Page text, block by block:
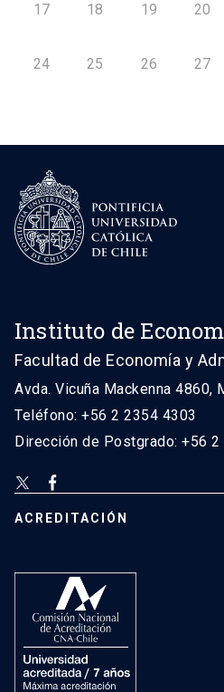
17 18 19 20
24 25 26 27
Instituto de
Facultad de Economía y
Avda. Vicuña Mackenna 4860,
Teléfono: +56 2 2354 4303
Dirección de Postgrado: +56 2
ACREDITACIÓN